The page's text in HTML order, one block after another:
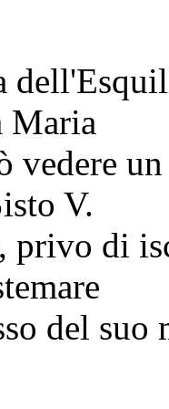
Maria
vedere
V.
privo di
del suo